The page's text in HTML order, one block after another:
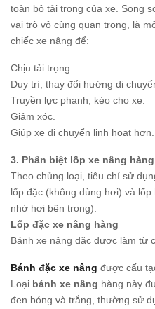
toàn bộ tải trọng của xe. Song
vai trò vô cùng quan trọng, là
chiếc xe nâng để:
Chịu tải trọng.
Duy trì, thay đổi hướng di
Truyền lực phanh, kéo cho xe.
Giảm xóc.
Giúp xe di chuyển linh hoạt hơn.
3. Phân biệt lốp xe nâng hàng
Theo chủng loại, tiêu chí sử
lốp đặc (không dùng hơi) và
nhờ hơi bên trong).
Lốp đặc xe nâng hàng
Bánh xe nâng đặc được làm từ
Bánh đặc xe nâng được cấu
Loại bánh xe nâng hàng này
đen bóng và trắng, thường sử